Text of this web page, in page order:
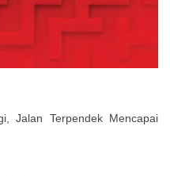
Jalan Terpendek Mencapai